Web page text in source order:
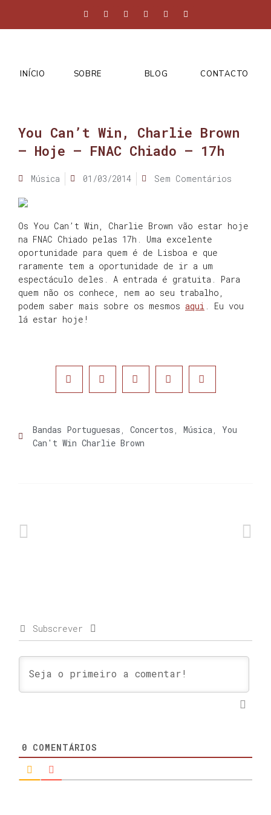
INÍCIO SOBRE BLOG CONTACTO
You Can’t Win, Charlie Brown
– Hoje – FNAC Chiado – 17h
Música 01/03/2014 Sem Comentários
Os You Can’t Win, Charlie Brown vão estar hoje
na FNAC Chiado pelas 17h. Uma excelente
oportunidade para quem é de Lisboa e que
raramente tem a oportunidade de ir a um
espectáculo deles. A entrada é gratuita. Para
quem não os conhece, nem ao seu trabalho,
podem saber mais sobre os mesmos aqui . Eu vou
lá estar hoje!
Bandas Portuguesas Concertos Música
You
Can't Win Charlie Brown
Subscrever
0 COMENTÁRIOS